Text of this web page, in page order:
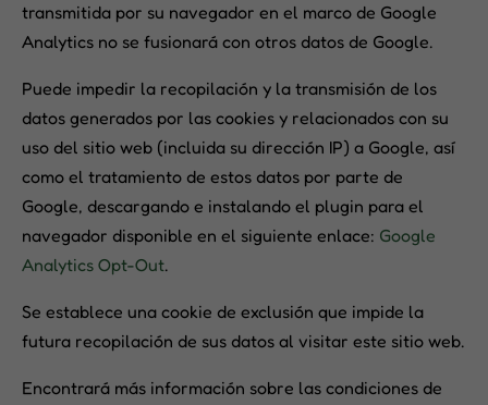
transmitida por su navegador en el marco de Google
Analytics no se fusionará con otros datos de Google.
Puede impedir la recopilación y la transmisión de los
datos generados por las cookies y relacionados con su
uso del sitio web (incluida su dirección IP) a Google, así
como el tratamiento de estos datos por parte de
Google, descargando e instalando el plugin para el
navegador disponible en el siguiente enlace: Google
Analytics Opt-Out.
Se establece una cookie de exclusión que impide la
futura recopilación de sus datos al visitar este sitio web.
Encontrará más información sobre las condiciones de